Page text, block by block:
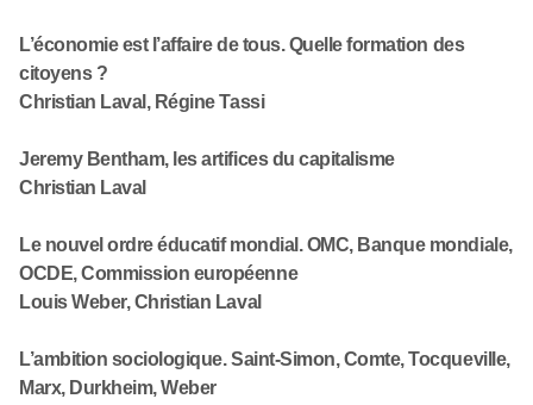
L’économie est l’affaire de tous. Quelle formation des
citoyens ?
Christian Laval, Régine Tassi
Jeremy Bentham, les artifices du capitalisme
Christian Laval
Le nouvel ordre éducatif mondial. OMC, Banque mondiale,
OCDE, Commission européenne
Louis Weber, Christian Laval
L’ambition sociologique. Saint-Simon, Comte, Tocqueville,
Marx, Durkheim, Weber